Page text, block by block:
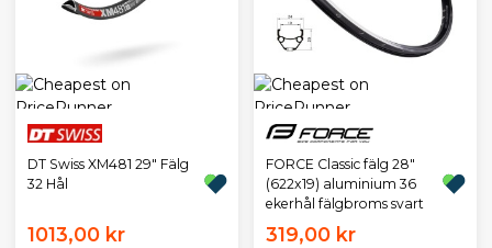
DT Swiss XM481 29" Fälg
32 Hål
1013,00 kr
FORCE Classic fälg 28"
(622x19) aluminium 36
ekerhål fälgbroms svart
319,00 kr